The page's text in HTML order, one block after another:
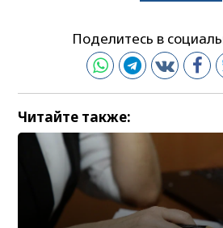
Поделитесь в
Читайте также: